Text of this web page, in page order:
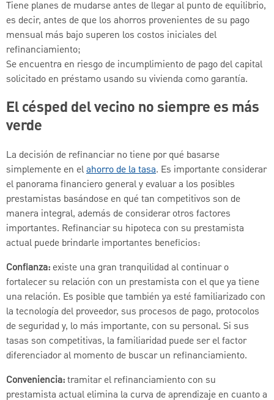
Tiene planes de mudarse antes de llegar al punto de equilibrio,
es decir, antes de que los ahorros provenientes de su pago
mensual más bajo superen los costos iniciales del
refinanciamiento;
Se encuentra en riesgo de incumplimiento de pago del capital
solicitado en préstamo usando su vivienda como garantía.
El césped del vecino no siempre es más
verde
La decisión de refinanciar no tiene por qué basarse
simplemente en elahorro de la tasa. Es importante considerar
el panorama financiero general y evaluar a los posibles
prestamistas basándose en qué tan competitivos son de
manera integral, además de considerar otros factores
importantes. Refinanciar su hipoteca con su prestamista
actual puede brindarle importantes beneficios:
Confianza:existe una gran tranquilidad al continuar o
fortalecer su relación con un prestamista con el que ya tiene
una relación. Es posible que también ya esté familiarizado con
la tecnología del proveedor, sus procesos de pago, protocolos
de seguridad y, lo más importante, con su personal. Si sus
tasas son competitivas, la familiaridad puede ser el factor
diferenciador al momento de buscar un refinanciamiento.
Conveniencia:tramitar el refinanciamiento con su
prestamista actual elimina la curva de aprendizaje en cuanto a